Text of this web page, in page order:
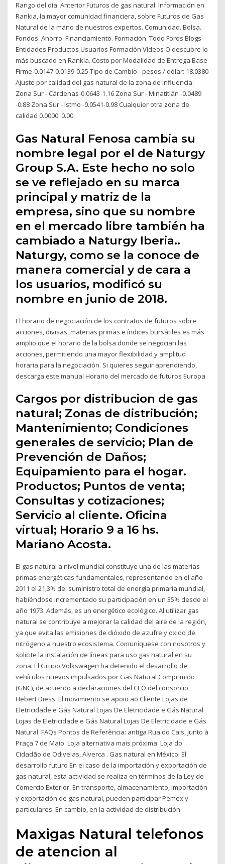
Rango del día. Anterior Futuros de gas natural: Información en
Rankia, la mayor comunidad financiera, sobre Futuros de Gas
Natural de la mano de nuestros expertos. Comunidad. Bolsa.
Fondos. Ahorro. Financiamiento. Formación. Todo Foros Blogs
Entidades Productos Usuarios Formación Vídeos O descubre lo
más buscado en Rankia. Costo por Modalidad de Entrega Base
Firme-0.0147-0.0139-0.25 Tipo de Cambio - pesos / dólar: 18.0380
Ajuste por calidad del gas natural de la zona de influencia:
Zona Sur - Cárdenas-0.0643-1.16 Zona Sur - Minatitlán -0.0489
-0.88 Zona Sur - Istmo -0.0541-0.98 Cualquier otra zona de
calidad 0.0000: 0.00
Gas Natural Fenosa cambia su
nombre legal por el de Naturgy
Group S.A. Este hecho no solo
se ve reflejado en su marca
principal y matriz de la
empresa, sino que su nombre
en el mercado libre también ha
cambiado a Naturgy Iberia..
Naturgy, como se la conoce de
manera comercial y de cara a
los usuarios, modificó su
nombre en junio de 2018.
El horario de negociación de los contratos de futuros sobre
acciones, divisas, materias primas e índices bursátiles es más
amplio que el horario de la bolsa donde se negocian las
acciones, permitiendo una mayor flexibilidad y amplitud
horaria para la negociación. Si quieres seguir aprendiendo,
descarga este manual Horario del mercado de futuros Europa
Cargos por distribucion de gas
natural; Zonas de distribución;
Mantenimiento; Condiciones
generales de servicio; Plan de
Prevención de Daños;
Equipamiento para el hogar.
Productos; Puntos de venta;
Consultas y cotizaciones;
Servicio al cliente. Oficina
virtual; Horario 9 a 16 hs.
Mariano Acosta.
El gas natural a nivel mundial constituye una de las materias
primas energéticas fundamentales, representando en el año
2011 el 21,3% del suministro total de energía primaria mundial,
habiéndose incrementado su participación en un 35% desde el
año 1973. Además, es un energético ecológico. Al utilizar gas
natural se contribuye a mejorar la calidad del aire de la región,
ya que evita las emisiones de dióxido de azufre y oxido de
nitrógeno a nuestro ecosistema. Comuníquese con nosotros y
solicite la instalación de líneas para uso gas natural en su
zona. El Grupo Volkswagen ha detenido el desarrollo de
vehículos nuevos impulsados por Gas Natural Comprimido
(GNC), de acuerdo a declaraciones del CEO del consorcio,
Hebert Diess. El movimiento se apoio ao Cliente Lojas de
Eletricidade e Gás Natural Lojas De Eletricidade e Gás Natural
Lojas de Eletricidade e Gás Natural Lojas De Eletricidade e Gás
Natural. FAQs Pontos de Referência: antiga Rua do Cais, junto à
Praça 7 de Maio. Loja alternativa mais próxima: Loja do
Cidadão de Odivelas, Alverca . Gas natural en México: El
desarrollo futuro En el caso de la importación y exportación de
gas natural, esta actividad se realiza en términos de la Ley de
Comercio Exterior. En transporte, almacenamiento, importación
y exportación de gas natural, pueden participar Pemex y
particulares. En cambio, en la actividad de distribución
Maxigas Natural telefonos
de atencion al